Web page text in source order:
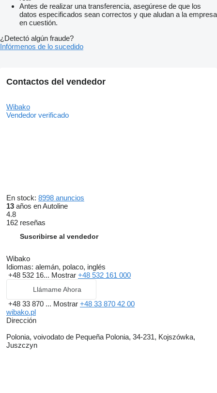
Antes de realizar una transferencia, asegúrese de que los
datos especificados sean correctos y que aludan a la empresa
en cuestión.
¿Detectó algún fraude?
Infórmenos de lo sucedido
Contactos del vendedor
Wibako
Vendedor verificado
En stock: 8998 anuncios
13 años en Autoline
4.8
162 reseñas
Suscribirse al vendedor
Wibako
Idiomas: alemán, polaco, inglés
+48 532 16... Mostrar +48 532 161 000
Llámame Ahora
+48 33 870 ... Mostrar +48 33 870 42 00
wibako.pl
Dirección
Polonia, voivodato de Pequeña Polonia, 34-231, Kojszówka,
Juszczyn